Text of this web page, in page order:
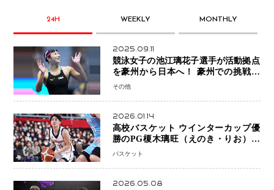
24H WEEKLY MONTHLY
2025.09.11
競泳女子の池江璃花子選手が活動拠点
を豪州から日本へ！ 豪州での挑戦を
糧に、28年ロサンゼルス五輪へ再始動
その他
2026.01.14
高校バスケット ウインターカップ優
勝のPG榎木璃旺（えのき・りお）が
プロの現場へ―。
バスケット
2026.05.08